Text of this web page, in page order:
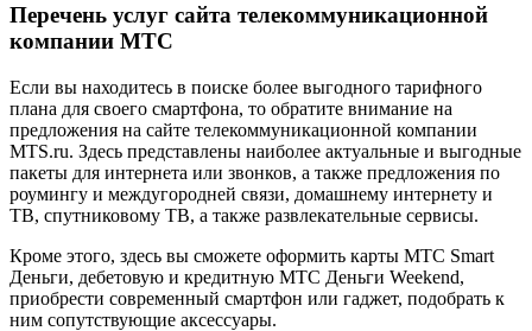
Перечень услуг сайта телекоммуникационной
компании МТС
Если вы находитесь в поиске более выгодного тарифного
плана для своего смартфона, то обратите внимание на
предложения на сайте телекоммуникационной компании
MTS.ru. Здесь представлены наиболее актуальные и выгодные
пакеты для интернета или звонков, а также предложения по
роумингу и междугородней связи, домашнему интернету и
ТВ, спутниковому ТВ, а также развлекательные сервисы.
Кроме этого, здесь вы сможете оформить карты МТС Smart
Деньги, дебетовую и кредитную МТС Деньги Weekend,
приобрести современный смартфон или гаджет, подобрать к
ним сопутствующие аксессуары.